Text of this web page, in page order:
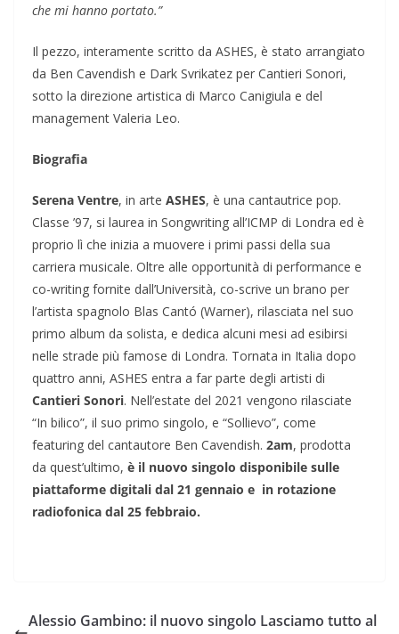
che mi hanno portato.”
Il pezzo, interamente scritto da ASHES, è stato arrangiato
da Ben Cavendish e Dark Svrikatez per Cantieri Sonori,
sotto la direzione artistica di Marco Canigiula e del
management Valeria Leo.
Biografia
Serena Ventre, in arte ASHES, è una cantautrice pop.
Classe ’97, si laurea in Songwriting all’ICMP di Londra ed è
proprio lì che inizia a muovere i primi passi della sua
carriera musicale. Oltre alle opportunità di performance e
co-writing fornite dall’Università, co-scrive un brano per
l’artista spagnolo Blas Cantó (Warner), rilasciata nel suo
primo album da solista, e dedica alcuni mesi ad esibirsi
nelle strade più famose di Londra. Tornata in Italia dopo
quattro anni, ASHES entra a far parte degli artisti di
Cantieri Sonori. Nell’estate del 2021 vengono rilasciate
“In bilico”, il suo primo singolo, e “Sollievo”, come
featuring del cantautore Ben Cavendish. 2am, prodotta
da quest’ultimo, è il nuovo singolo disponibile sulle
piattaforme digitali dal 21 gennaio e in rotazione
radiofonica dal 25 febbraio.
Alessio Gambino: il nuovo singolo Lasciamo tutto al